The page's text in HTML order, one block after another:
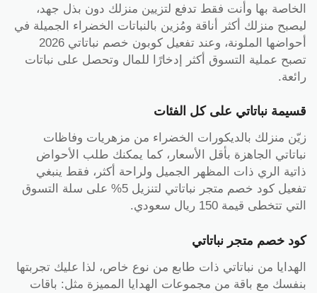
الخاصة بها وأنت فقط تدفع لتزيين منزلك دون بذل جهد،
ليصبح منزلك أكثر أناقة ومُزين بالنباتات الخضراء الجميلة في
أحواضها الملونة، وعند تفعيل كوبون خصم نباتاتي 2026
تصبح عملية التسوق أكثر إدخارًا للمال وتحصل على نباتات
رائعة.
قسيمة نباتاتي على كل الفئات
زيّن منزلك بالديكورات الخضراء من مزهريات وفاظات
نباتاتي الجاهزة بأقل الأسعار، كما يمكنك طلب الأحواض
ذاتية الري ذات المظهر الجميل ولراحة أكثر، فقط ينبغي
تفعيل كود خصم متجر نباتاتي لتنزيل 5% على سلة التسوق
التي تتخطى قيمة 150 ريال سعودي.
كود خصم متجر نباتاتي
الهدايا من نباتاتي ذات طابع من نوع خاص، لذا عليك تجربتها
بنفسك مع باقة من مجموعات الهدايا المميزة مثل: باقات